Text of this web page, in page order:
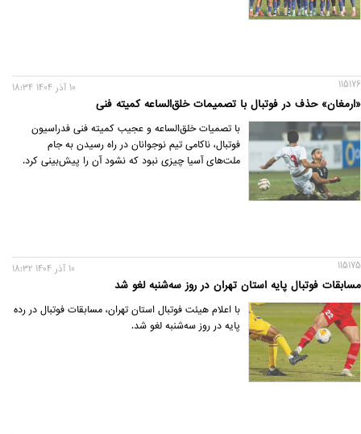
115176
«ارمغان» حذف در فوتبال با تصمیمات خلق‌الساعه کمیته فنی
10 آذر 1404 18:34
با تصمیات خلق‌الساعه و عجیب کمیته فنی فدراسیون
فوتبال، ناکامی تیم نوجوانان در راه رسیدن به جام
ملت‌های آسیا چیزی نبود که نشود آن را پیش‌بینی کرد.
115175
مسابقات فوتبال پایه استان تهران در روز سه‌شنبه لغو شد
10 آذر 1404 18:32
با اعلام هیئت فوتبال استان تهران، مسابقات فوتبال در رده
پایه در روز سه‌شنبه لغو شد.